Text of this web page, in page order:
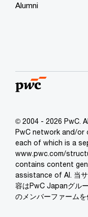
Alumni
© 2004 - 2026 PwC.
PwC network and/or
each of which is a
www.pwc.com/
contains content
assistance of AI. 当
容はPwC Japanグル
のメンバーファームを